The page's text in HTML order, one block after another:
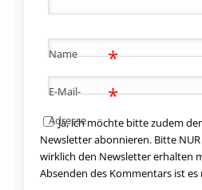
Name *
E-Mail-
Adresse
*
Ja, ich möchte bitte zudem
Newsletter abonnieren. Bitte
wirklich den Newsletter erhalten
Absenden des Kommentars ist